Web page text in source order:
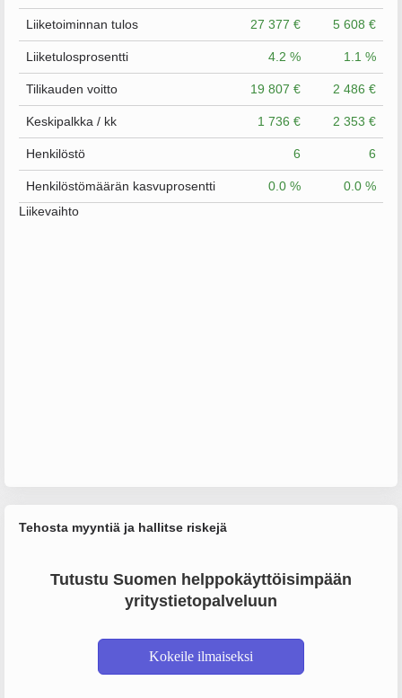
Liiketoiminnan tulos 27 377 € 5 608 €
Liiketulosprosentti 4.2 % 1.1 %
Tilikauden voitto 19 807 € 2 486 €
Keskipalkka / kk 1 736 € 2 353 €
Henkilöstö 6 6
Henkilöstömäärän kasvuprosentti 0.0 %
0.0 %
Liikevaihto
Tehosta myyntiä ja hallitse riskejä
Tutustu Suomen helppokäyttöisimpään
yritystietopalveluun
Kokeile ilmaiseksi